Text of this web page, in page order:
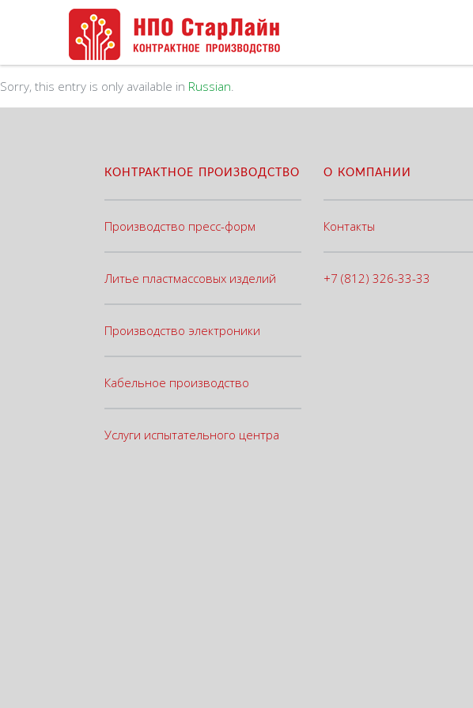
Sorry, this entry is only available in Russian.
КОНТРАКТНОЕ ПРОИЗВОДСТВО
Производство пресс-форм
Литье пластмассовых изделий
Производство электроники
Кабельное производство
Услуги испытательного центра
О КОМПАНИИ
Контакты
+7 (812) 326-33-33